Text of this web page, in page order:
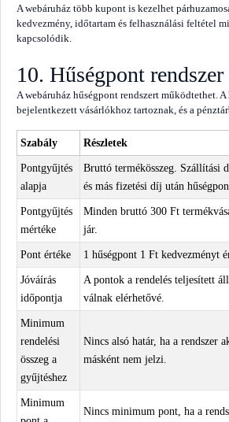
A webáruház több kupont is kezelhet
kedvezmény, időtartam és felhasználási feltétel
kapcsolódik.
10. Hűségpont rendszer
A webáruház hűségpont rendszert működtethet.
bejelentkezett vásárlókhoz tartoznak, és a
Szabály Részletek
Pontgyűjtés
alapja
Bruttó termékösszeg. Szállítási
és más fizetési díj után
Pontgyűjtés
mértéke
Minden bruttó 300 Ft
jár.
Pont értéke 1 hűségpont 1 Ft kedvezményt
Jóváírás
időpontja
A pontok a rendelés teljesített
válnak elérhetővé.
Minimum
rendelési
összeg a
gyűjtéshez
Nincs alsó határ, ha a rendszer
másként nem jelzi.
Minimum
Nincs minimum pont, ha a